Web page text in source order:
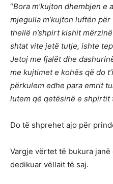
“Bora m’kujton dhembjen e
mjegulla m’kujton luftën
thellë n’shpirt kishit
shtat vite jetë tutje, ishte
Jetoj me fjalët dhe
me kujtimet e kohës që do
përkulem edhe para emrit
lutem që qetësinë e shpirtit
Do të shprehet ajo për
Vargje vërtet të bukura
dedikuar vëllait të saj.